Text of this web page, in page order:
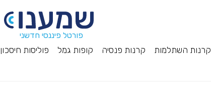
פורטל פיננסי חדשני
קרנות השתלמות קרנות פנסיה קופות גמל פוליסות חיסכון